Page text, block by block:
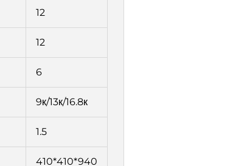
12
12
6
9к/13к/16.8к
1.5
410*410*940